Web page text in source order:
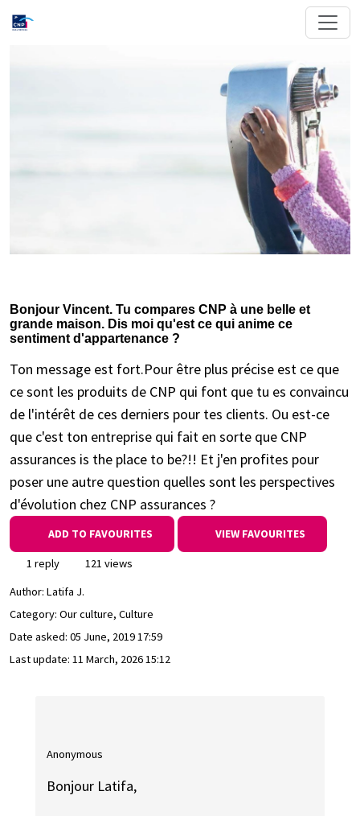
Bonjour Vincent. Tu compares CNP à une belle et
grande maison. Dis moi qu'est ce qui anime ce
sentiment d'appartenance ?
Ton message est fort.Pour être plus précise est ce que
ce sont les produits de CNP qui font que tu es convaincu
de l'intérêt de ces derniers pour tes clients. Ou est-ce
que c'est ton entreprise qui fait en sorte que CNP
assurances is the place to be?!! Et j'en profites pour
poser une autre question quelles sont les perspectives
d'évolution chez CNP assurances ?
ADD TO FAVOURITES VIEW FAVOURITES
1 reply
121 views
Author: Latifa J.
Category: Our culture, Culture
Date asked: 05 June, 2019 17:59
Last update: 11 March, 2026 15:12
Anonymous
Bonjour Latifa,